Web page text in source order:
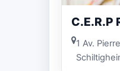
C.E.R.P
1 Av.